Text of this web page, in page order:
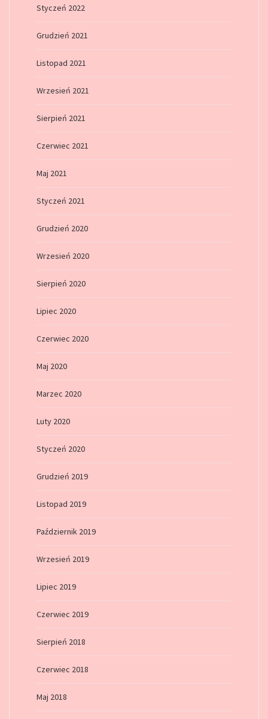
Styczeń 2022
Grudzień 2021
Listopad 2021
Wrzesień 2021
Sierpień 2021
Czerwiec 2021
Maj 2021
Styczeń 2021
Grudzień 2020
Wrzesień 2020
Sierpień 2020
Lipiec 2020
Czerwiec 2020
Maj 2020
Marzec 2020
Luty 2020
Styczeń 2020
Grudzień 2019
Listopad 2019
Październik 2019
Wrzesień 2019
Lipiec 2019
Czerwiec 2019
Sierpień 2018
Czerwiec 2018
Maj 2018